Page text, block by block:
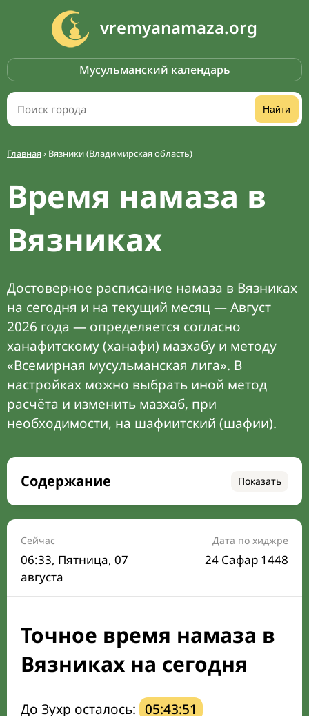
vremyanamaza.org
Мусульманский календарь
Найти
Главная› Вязники (Владимирская область)
Время намаза в
Вязниках
Достоверное расписание намаза в Вязниках
на сегодня и на текущий месяц — Август
2026 года — определяется согласно
ханафитскому (ханафи) мазхабу и методу
«Всемирная мусульманская лига». В
настройках можно выбрать иной метод
расчёта и изменить мазхаб, при
необходимости, на шафиитский (шафии).
Содержание Показать
Время намаза на сегодня
Расписание на месяц
Время Сухура и Ифтара на сегодня
Календарь рамадана
Направление киблы
Сейчас
06:33, Пятница, 07
августа
Дата по хиджре
24 Сафар 1448
Точное время намаза в
Вязниках на сегодня
До Зухр осталось: 05:43:50